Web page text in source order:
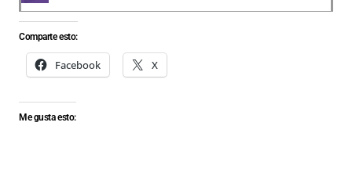
Comparte esto:
Facebook X
Me gusta esto: